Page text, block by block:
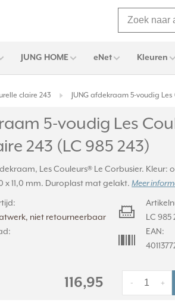
JUNG HOME eNet Kleuren
claire 243 JUNG afdekraam 5-voudig
5-voudig Les
243 (LC 985 243)
Les Couleurs® Le Corbusier.
x 11,0 mm. Duroplast mat gelakt.Meer
niet retourneerbaar
LC 985
EAN:
116,95 +
-